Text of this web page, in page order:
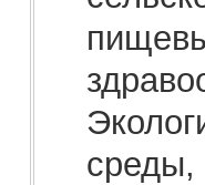
среды,